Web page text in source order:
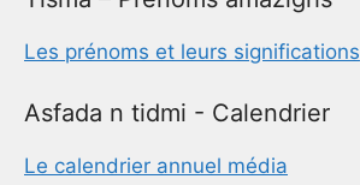
Les prénoms et leurs significations
Asfada n tidmi - Calendrier
Le calendrier annuel média